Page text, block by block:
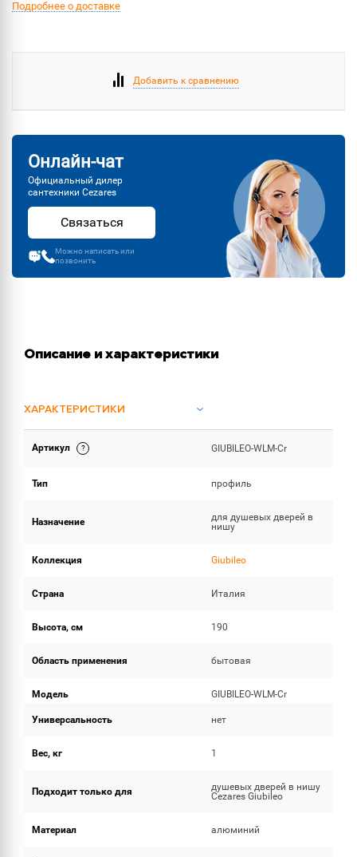
Подробнее о доставке
Добавить к сравнению
Онлайн-чат
Официальный дилер
сантехники Cezares
Связаться
Можно написать или
позвонить
Описание и характеристики
ХАРАКТЕРИСТИКИ
ОБЪЕМ ПОСТАВКИ
Артикул GIUBILEO-WLM-Cr
Тип профиль
Назначение
для душевых дверей в
нишу
Коллекция Giubileo
Страна Италия
Высота, см 190
Область применения бытовая
Модель GIUBILEO-WLM-Cr
Универсальность нет
Вес, кг 1
Подходит только для
душевых дверей в нишу
Cezares Giubileo
Материал алюминий